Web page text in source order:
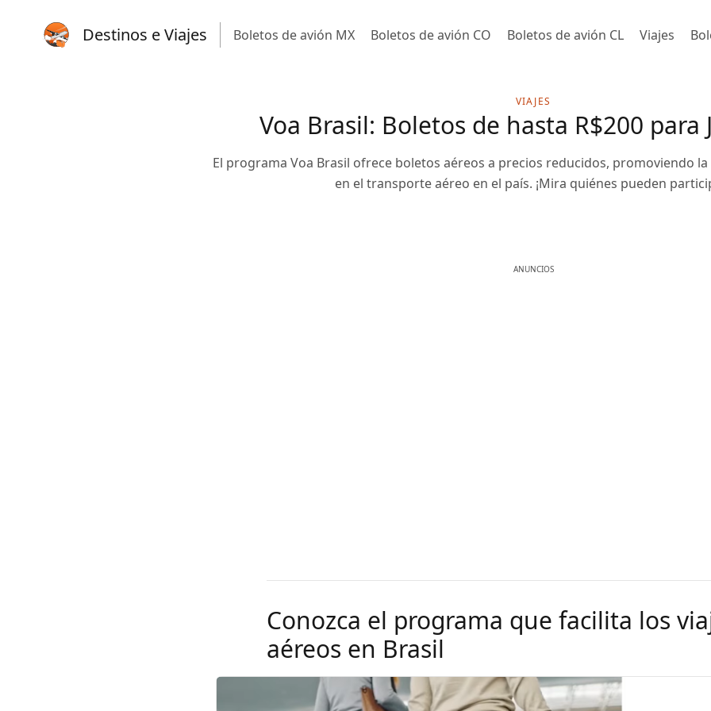
Destinos e Viajes Boletos de avión MX Boletos de avión CO Boletos de avión CL Viajes
VIAJES
Voa Brasil: Boletos de hasta R$200 para
El programa Voa Brasil ofrece boletos aéreos a precios reducidos, promoviendo
en el transporte aéreo en el país. ¡Mira quiénes pueden
ANUNCIOS
Conozca el programa que facilita los
aéreos en Brasil